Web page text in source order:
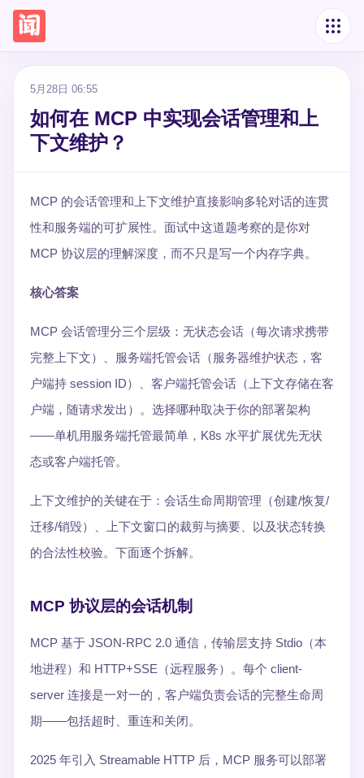
5月28日 06:55
如何在 MCP 中实现会话管理和上
下文维护？
MCP 的会话管理和上下文维护直接影响多轮对话的连贯
性和服务端的可扩展性。面试中这道题考察的是你对
MCP 协议层的理解深度，而不只是写一个内存字典。
核心答案
MCP 会话管理分三个层级：无状态会话（每次请求携带
完整上下文）、服务端托管会话（服务器维护状态，客
户端持 session ID）、客户端托管会话（上下文存储在客
户端，随请求发出）。选择哪种取决于你的部署架构
——单机用服务端托管最简单，K8s 水平扩展优先无状
态或客户端托管。
上下文维护的关键在于：会话生命周期管理（创建/恢复/
迁移/销毁）、上下文窗口的裁剪与摘要、以及状态转换
的合法性校验。下面逐个拆解。
MCP 协议层的会话机制
MCP 基于 JSON-RPC 2.0 通信，传输层支持 Stdio（本
地进程）和 HTTP+SSE（远程服务）。每个 client-
server 连接是一对一的，客户端负责会话的完整生命周
期——包括超时、重连和关闭。
2025 年引入 Streamable HTTP 后，MCP 服务可以部署